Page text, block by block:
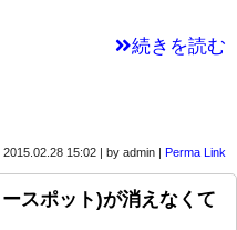
続きを読む
2015.02.28 15:02 | by admin | Perma Link
スポット)が消えなくて